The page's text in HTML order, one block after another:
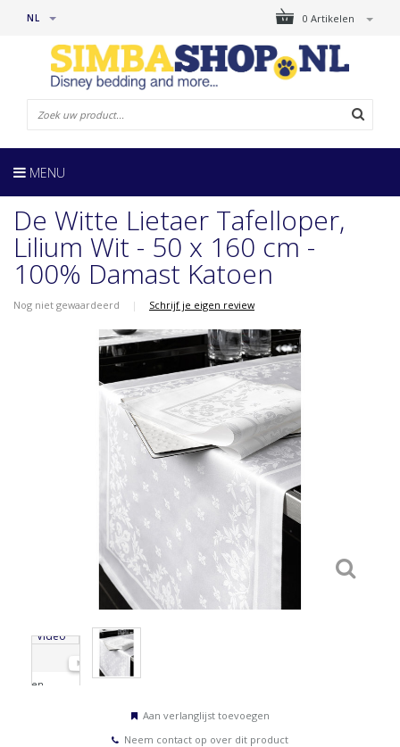
0 Artikelen
NL
MENU
De Witte Lietaer Tafelloper,
Lilium Wit - 50 x 160 cm -
100% Damast Katoen
Nog niet gewaardeerd | Schrijf je eigen review
Aan verlanglijst toevoegen
Neem contact op over dit product